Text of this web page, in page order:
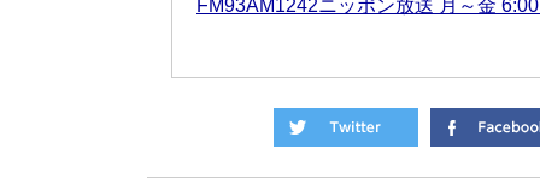
FM93AM1242ニッポン放送 月～金